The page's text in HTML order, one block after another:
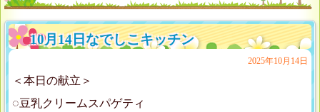
10月14日なでしこキッチン
2025年10月14日
＜本日の献立＞
◌豆乳クリームスパゲティ